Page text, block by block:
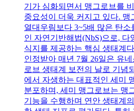
기가 심화되면서 맹그로브를
중요성이 더욱 커지고 있다. 맹
열대우림보다 3~5배 많은 탄
인 자연기반해법(NbS)으로, 다
식지를 제공하는 핵심 생태계
인정받아 매년 7월 26일은 유
로브 생태계 보전의 날로 기념
에서 자생하는 대표적인 세미
분포하며, 세미 맹그로브는 맹
기능을 수행하며 연안 생태계